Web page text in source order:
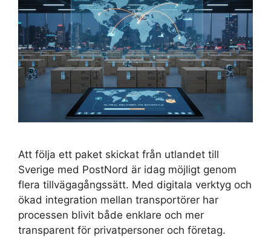
Att följa ett paket skickat från utlandet till
Sverige med PostNord är idag möjligt genom
flera tillvägagångssätt. Med digitala verktyg och
ökad integration mellan transportörer har
processen blivit både enklare och mer
transparent för privatpersoner och företag.